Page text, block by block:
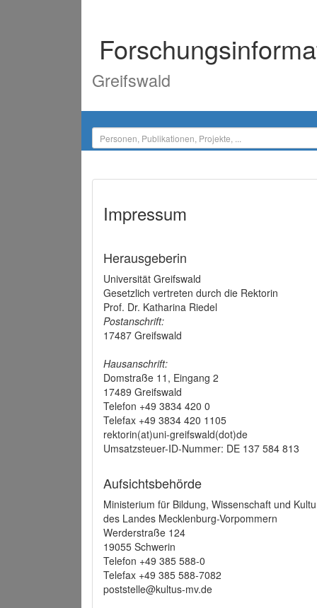
Greifswald
Impressum
Herausgeberin
Universität Greifswald
Gesetzlich vertreten durch die Rektorin
Prof. Dr. Katharina Riedel
Postanschrift:
17487 Greifswald
Hausanschrift:
Domstraße 11, Eingang 2
17489 Greifswald
Telefon +49 3834 420 0
Telefax +49 3834 420 1105
rektorin(at)uni-greifswald(dot)de
Umsatzsteuer-ID-Nummer: DE 137 584 813
Aufsichtsbehörde
Ministerium für Bildung, Wissenschaft und
des Landes Mecklenburg-Vorpommern
Werderstraße 124
19055 Schwerin
Telefon +49 385 588-0
Telefax +49 385 588-7082
poststelle@kultus-mv.de